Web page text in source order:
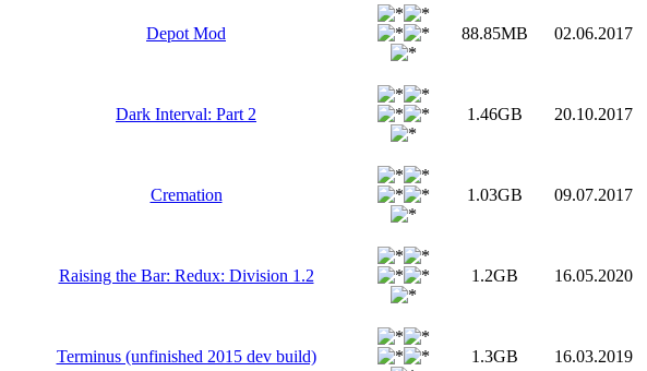
Depot Mod 88.85MB 02.06.2017
Dark Interval: Part 2 1.46GB 20.10.2017
Cremation 1.03GB 09.07.2017
Raising the Bar: Redux: Division 1.2 1.2GB 16.05.2020
Terminus (unfinished 2015 dev build) 1.3GB 16.03.2019